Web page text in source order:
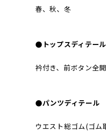
春、秋、冬
●トップスディテール
衿付き、前ボタン全
●パンツディテール
ウエスト総ゴム(ゴム